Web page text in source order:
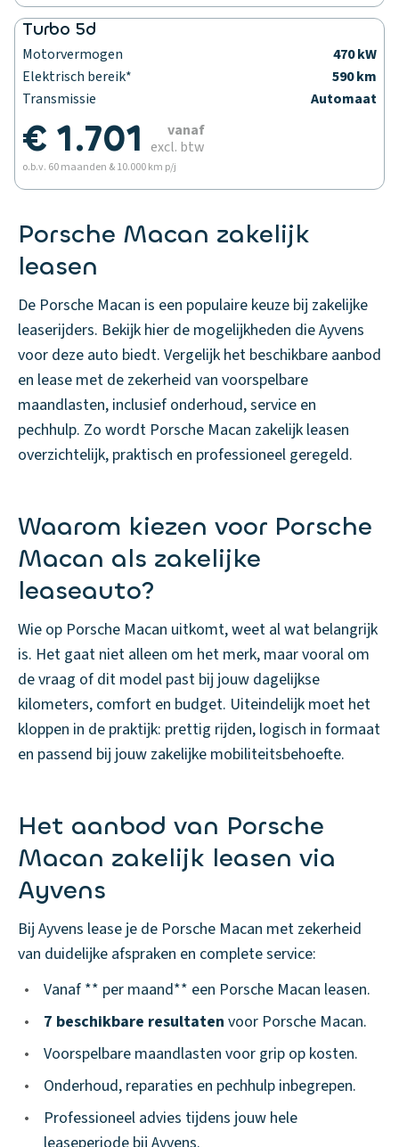
Turbo 5d
Motorvermogen
470 kW
Elektrisch bereik*
590 km
Transmissie
Automaat
€ 1.701
vanaf
excl. btw
o.b.v. 60 maanden & 10.000 km p/j
Porsche Macan zakelijk
leasen
De Porsche Macan is een populaire keuze bij zakelijke
leaserijders. Bekijk hier de mogelijkheden die Ayvens
voor deze auto biedt. Vergelijk het beschikbare aanbod
en lease met de zekerheid van voorspelbare
maandlasten, inclusief onderhoud, service en
pechhulp. Zo wordt Porsche Macan zakelijk leasen
overzichtelijk, praktisch en professioneel geregeld.
Waarom kiezen voor Porsche
Macan als zakelijke
leaseauto?
Wie op Porsche Macan uitkomt, weet al wat belangrijk
is. Het gaat niet alleen om het merk, maar vooral om
de vraag of dit model past bij jouw dagelijkse
kilometers, comfort en budget. Uiteindelijk moet het
kloppen in de praktijk: prettig rijden, logisch in formaat
en passend bij jouw zakelijke mobiliteitsbehoefte.
Het aanbod van Porsche
Macan zakelijk leasen via
Ayvens
Bij Ayvens lease je de Porsche Macan met zekerheid
van duidelijke afspraken en complete service:
•
Vanaf ** per maand** een Porsche Macan leasen.
•
7 beschikbare resultaten voor Porsche Macan.
•
Voorspelbare maandlasten voor grip op kosten.
•
Onderhoud, reparaties en pechhulp inbegrepen.
•
Professioneel advies tijdens jouw hele